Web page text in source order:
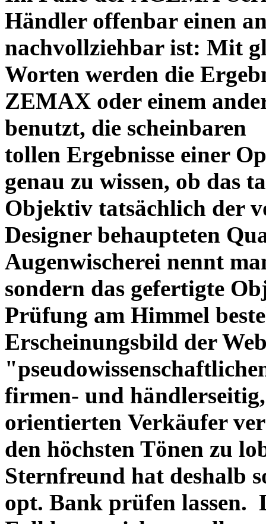
Händler offenbar einen
nachvollziehbar ist: Mit
Worten werden die
ZEMAX oder einem
benutzt, die scheinbaren
tollen Ergebnisse einer
genau zu wissen, ob das
Objektiv tatsächlich der
Designer behaupteten
Augenwischerei nennt
sondern das gefertigte
Prüfung am Himmel
Erscheinungsbild der
firmen- und
orientierten Verkäufer
den höchsten Tönen zu
Sternfreund hat deshalb
opt. Bank prüfen lassen.